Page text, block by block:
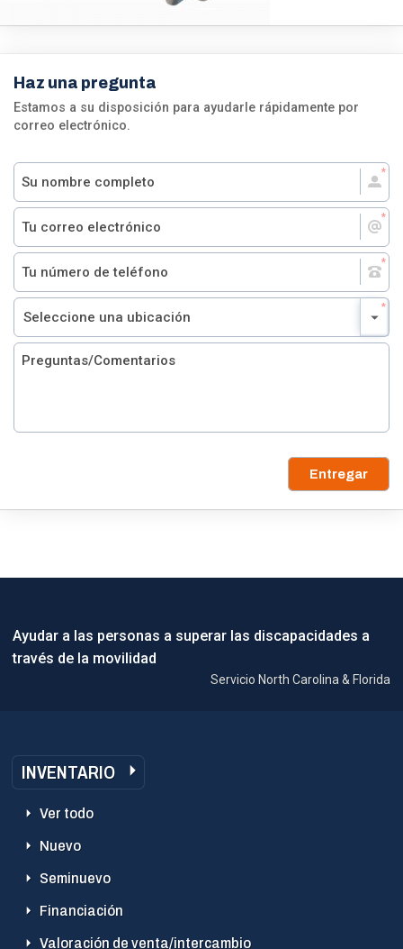
Haz una pregunta
Estamos a su disposición para ayudarle rápidamente por
correo electrónico.
Entregar
Ayudar a las personas a superar las discapacidades a
través de la movilidad
Servicio North Carolina & Florida
INVENTARIO
Ver todo
Nuevo
Seminuevo
Financiación
Valoración de venta/intercambio